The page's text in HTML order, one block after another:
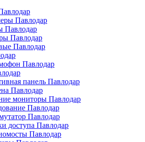
Павлодар
Павлодар
Павлодар
Павлодар
Павлодар
панель Павлодар
Павлодар
мониторы Павлодар
Павлодар
Павлодар
доступа Павлодар
Павлодар